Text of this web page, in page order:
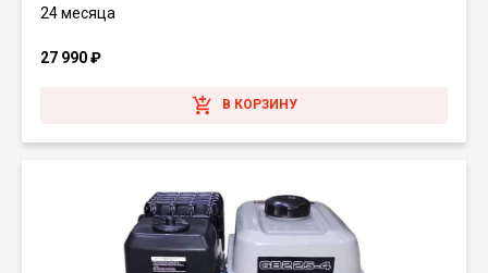
24 месяца
27 990₽
В КОРЗИНУ